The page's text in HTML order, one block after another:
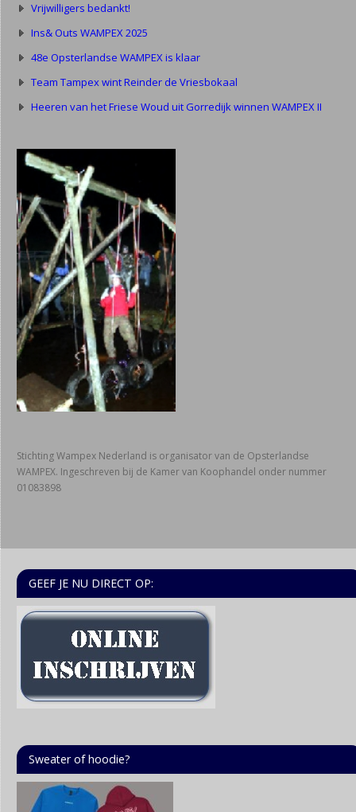
Vrijwilligers bedankt!
Ins& Outs WAMPEX 2025
48e Opsterlandse WAMPEX is klaar
Team Tampex wint Reinder de Vriesbokaal
Heeren van het Friese Woud uit Gorredijk winnen WAMPEX II
Stichting Wampex Nederland is organisator van de Opsterlandse
WAMPEX. Ingeschreven bij de Kamer van Koophandel onder nummer
01083898
GEEF JE NU DIRECT OP:
Sweater of hoodie?